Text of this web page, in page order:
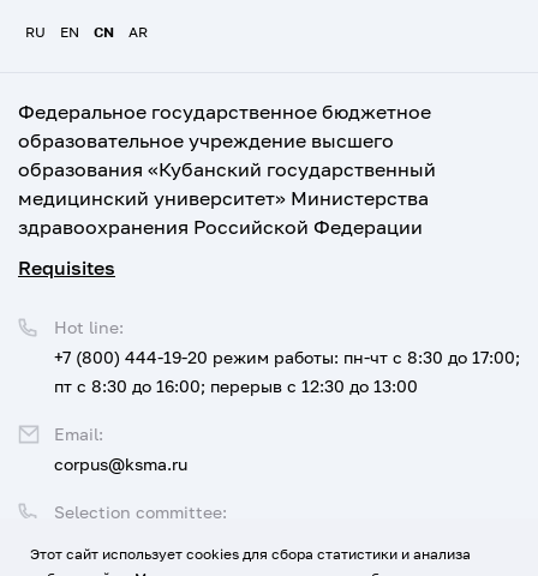
RU EN CN AR
Федеральное государственное бюджетное
образовательное учреждение высшего
образования «Кубанский государственный
медицинский университет» Министерства
здравоохранения Российской Федерации
Requisites
Selection committee:
Hot line:
+7 (800) 444-19-20 режим работы: пн-чт с 8:30 до 17:00;
пт с 8:30 до 16:00; перерыв с 12:30 до 13:00
Email:
corpus@ksma.ru
Этот сайт использует cookies для сбора статистики и анализа